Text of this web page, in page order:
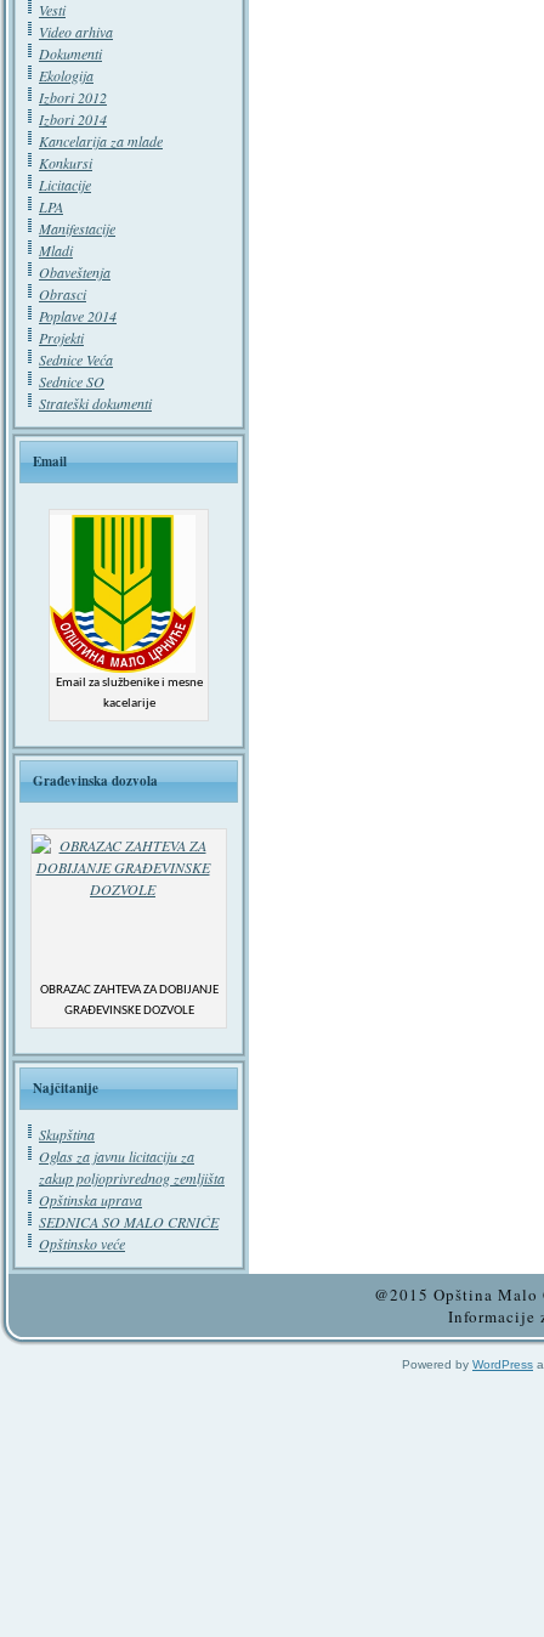
Vesti
Video arhiva
Dokumenti
Ekologija
Izbori 2012
Izbori 2014
Kancelarija za mlade
Konkursi
Licitacije
LPA
Manifestacije
Mladi
Obaveštenja
Obrasci
Poplave 2014
Projekti
Sednice Veća
Sednice SO
Strateški dokumenti
Email
Email za službenike i mesne
kacelarije
Građevinska dozvola
OBRAZAC ZAHTEVA ZA DOBIJANJE
GRAĐEVINSKE DOZVOLE
Najčitanije
Skupština
Oglas za javnu licitaciju za
zakup poljoprivrednog zemljišta
Opštinska uprava
SEDNICA SO MALO CRNIĆE
Opštinsko veće
@2015 Opština
Informacije
Powered by WordPress